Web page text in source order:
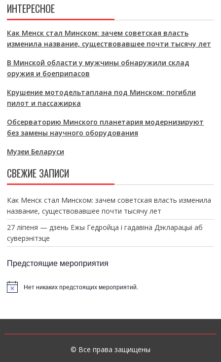
ИНТЕРЕСНОЕ
Как Менск стал Минском: зачем советская власть
изменила название, существовавшее почти тысячу лет
В Минской области у мужчины обнаружили склад
оружия и боеприпасов
Крушение мотодельтаплана под Минском: погибли
пилот и пассажирка
Обсерваторию Минского планетария модернизируют
без замены научного оборудования
Музеи Беларуси
СВЕЖИЕ ЗАПИСИ
Как Менск стал Минском: зачем советская власть изменила
название, существовавшее почти тысячу лет
27 ліпеня — дзень Ежы Гедройца і гадавіна Дэкларацыі аб
суверэнітэце
Предстоящие мероприятия
т
Нет никаких предстоящих мероприятий.
© Все права защищены